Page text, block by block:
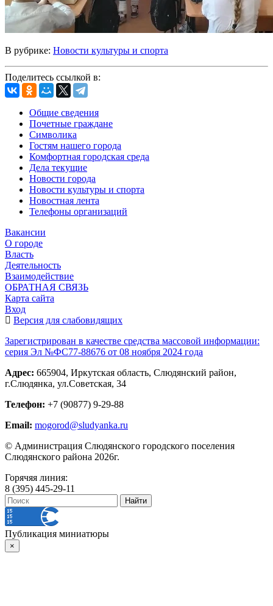
В рубрике: Новости культуры и спорта
Поделитесь ссылкой в:
Общие сведения
Почетные граждане
Символика
Гостям нашего города
Комфортная городская среда
Дела текущие
Новости города
Новости культуры и спорта
Новостная лента
Телефоны организаций
Вакансии
О городе
Власть
Деятельность
Взаимодействие
ОБРАТНАЯ СВЯЗЬ
Карта сайта
Вход
Версия для слабовидящих
Зарегистрирован в качестве средства массовой информации:
серия Эл №ФС77-88676 от 08 ноября 2024 года
Адрес: 665904, Иркутская область, Слюдянский район,
г.Слюдянка, ул.Советская, 34
Телефон: +7 (90877) 9-29-88
Email: mogorod@sludyanka.ru
© Администрация Слюдянского городского поселения
Слюдянского района 2026г.
Горячяя линия:
8 (395) 445-29-11
Публикация миниатюры
×